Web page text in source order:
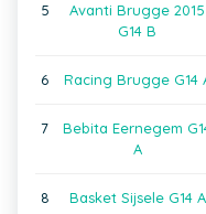
5
Avanti Brugge 2015
G14 B
6 Racing Brugge G14
7
Bebita Eernegem
A
8 Basket Sijsele G14 A